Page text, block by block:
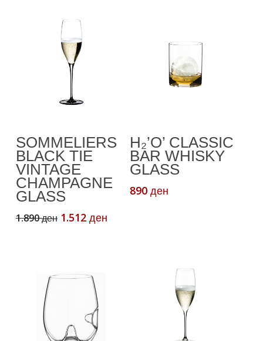
Кошничка
SOMMELIERS
BLACK TIE
VINTAGE
CHAMPAGNE
GLASS
1.890ден Original
1.512 денCurrent
Кошничка
H₂’O’ CLASSIC
BAR WHISKY
GLASS
890ден